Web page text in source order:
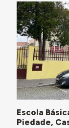
Escola
Piedade,